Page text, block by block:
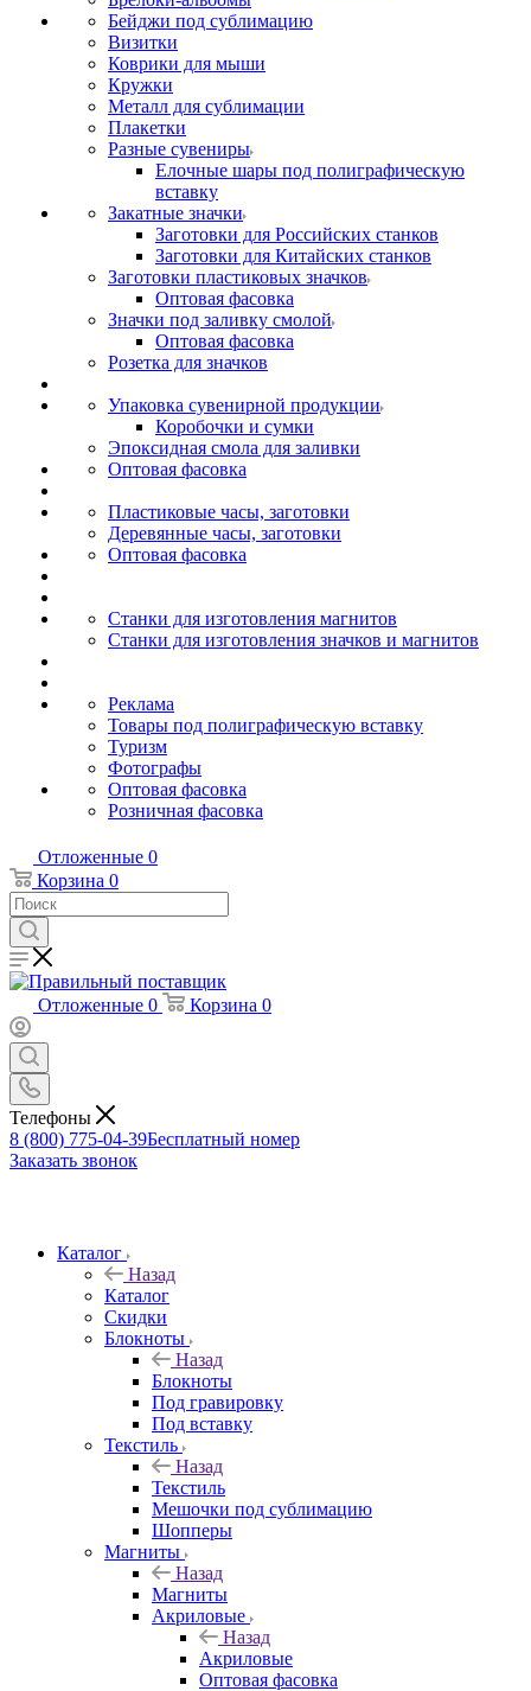
Бейджи под сублимацию
Визитки
Коврики для мыши
Кружки
Металл для сублимации
Плакетки
Разные сувениры
Елочные шары под полиграфическую
вставку
Закатные значки
Заготовки для Российских станков
Заготовки для Китайских станков
Заготовки пластиковых значков
Оптовая фасовка
Значки под заливку смолой
Оптовая фасовка
Розетка для значков
Упаковка сувенирной продукции
Коробочки и сумки
Эпоксидная смола для заливки
Оптовая фасовка
Пластиковые часы, заготовки
Деревянные часы, заготовки
Оптовая фасовка
Станки для изготовления магнитов
Станки для изготовления значков и магнитов
Реклама
Товары под полиграфическую вставку
Туризм
Фотографы
Оптовая фасовка
Розничная фасовка
Отложенные 0
Корзина 0
Отложенные 0 Корзина 0
Телефоны
8 (800) 775-04-39Бесплатный номер
Заказать звонок
Каталог
Назад
Каталог
Скидки
Блокноты
Назад
Блокноты
Под гравировку
Под вставку
Текстиль
Назад
Текстиль
Мешочки под сублимацию
Шопперы
Магниты
Назад
Магниты
Акриловые
Назад
Акриловые
Оптовая фасовка